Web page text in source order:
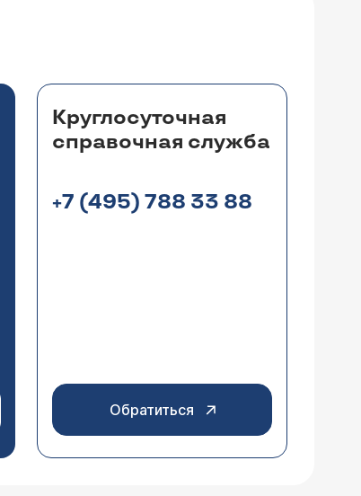
Круглосуточная
справочная служба
+7 (495) 788 33 88
Обратиться